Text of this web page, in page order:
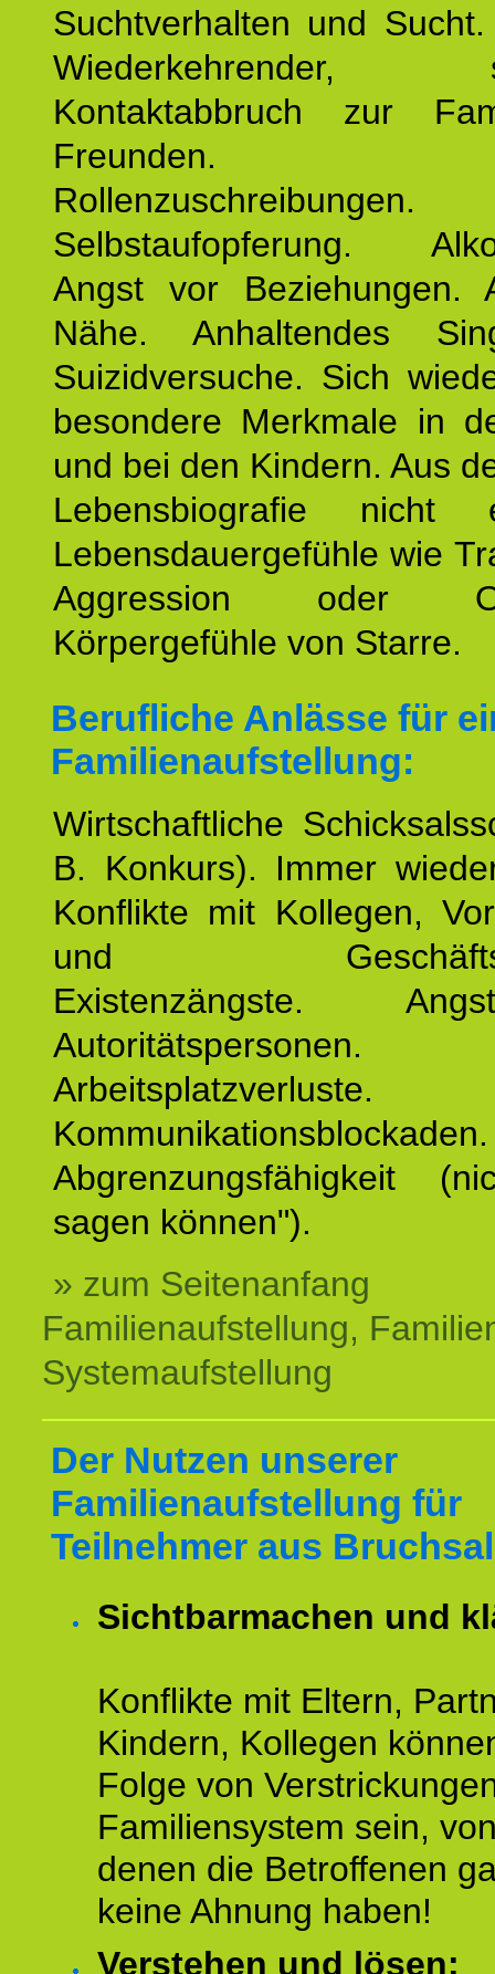
Suchtverhalten und
Wiederkehrender,
Kontaktabbruch zur
Freunden.
Rollenzuschreibungen.
Selbstaufopferung.
Angst vor Beziehungen.
Nähe. Anhaltendes
Suizidversuche. Sich
besondere Merkmale in
und bei den Kindern. Aus
Lebensbiografie nicht
Lebensdauergefühle wie
Aggression oder
Körpergefühle von Starre.
Berufliche Anlässe für
Familienaufstellung:
Wirtschaftliche
B. Konkurs). Immer
Konflikte mit Kollegen,
und
Existenzängste.
Autoritätspersonen.
Arbeitsplatzverluste.
Abgrenzungsfähigkeit
sagen können").
» zum Seitenanfang
Familienaufstellung,
Systemaufstellung
Der Nutzen unserer
Familienaufstellung für
Teilnehmer aus
Sichtbarmachen und
Konflikte mit Eltern,
Kindern, Kollegen
Folge von
Familiensystem sein,
denen die Betroffenen
keine Ahnung haben!
Verstehen und lösen: